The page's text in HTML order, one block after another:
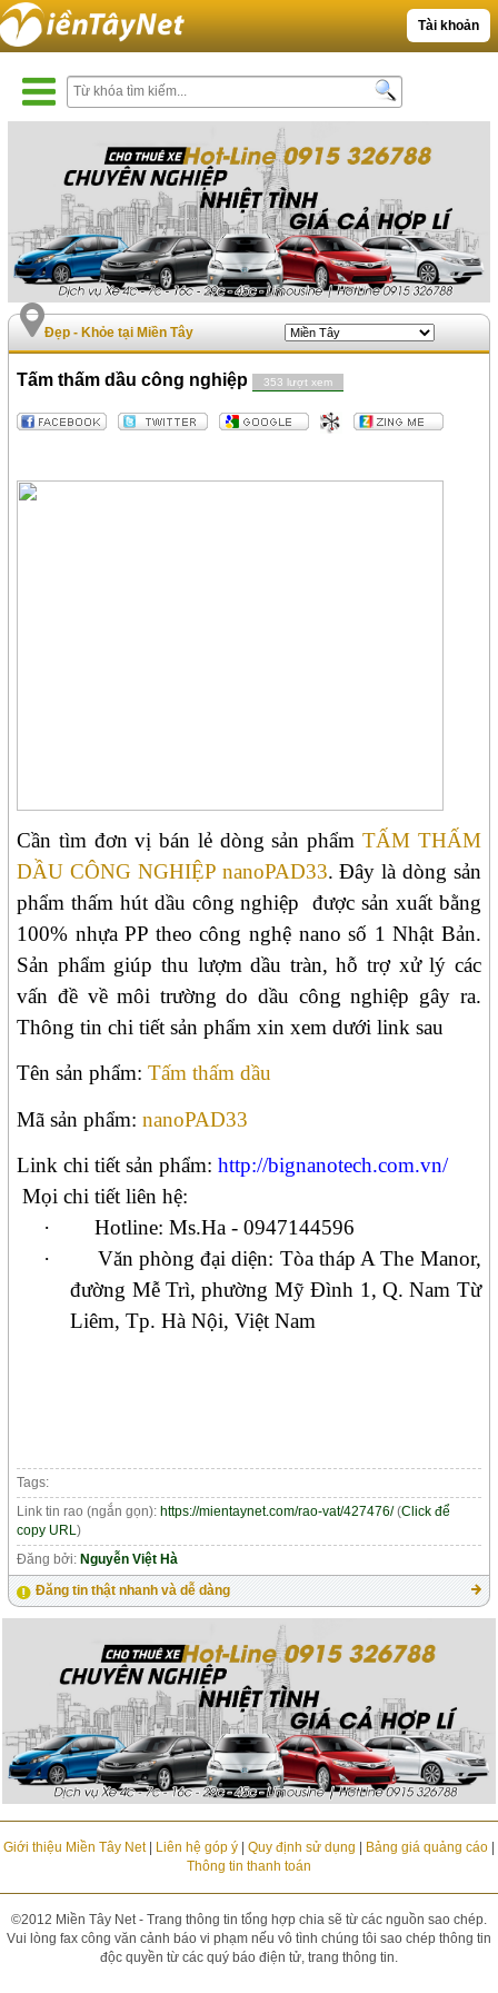
Tài khoản
Đẹp - Khỏe tại Miền Tây
Tấm thấm dầu công nghiệp 353 lượt xem
Cần tìm đơn vị bán lẻ dòng sản phẩm TẤM THẤM
DẦU CÔNG NGHIỆP nanoPAD33. Đây là dòng sản
phẩm thấm hút dầu công nghiệp
được sản xuất bằng
100% nhựa PP theo công nghệ nano số 1 Nhật Bản.
Sản phẩm giúp thu lượm dầu tràn, hỗ trợ xử lý các
vấn đề về môi trường do dầu công nghiệp gây ra.
Thông tin chi tiết sản phẩm xin xem dưới link sau
Tên sản phẩm:Tấm thấm dầu
Mã sản phẩm:nanoPAD33
Link chi tiết sản phẩm:http://bignanotech.com.vn/
Mọi chi tiết liên hệ:
·Hotline: Ms.Ha - 0947144596
· Văn phòng đại diện: Tòa tháp A The Manor,
đường Mễ Trì, phường Mỹ Đình 1, Q. Nam Từ
Liêm, Tp. Hà Nội, Việt Nam
Tags:
Link tin rao (ngắn gọn): https://mientaynet.com/rao-vat/427476/(Click để
copy URL)
Đăng bởi: Nguyễn Việt Hà
Đăng tin thật nhanh và dễ dàng
Giới thiệu Miền Tây Net| Liên hệ góp ý| Quy định sử dụng Bảng giá quảng cáo|
Thông tin thanh toán
©2012 Miền Tây Net - Trang thông tin tổng hợp chia sẽ từ các nguồn sao chép.
Vui lòng fax công văn cảnh báo vi phạm nếu vô tình chúng tôi sao chép thông tin
độc quyền từ các quý báo điện tử, trang thông tin.